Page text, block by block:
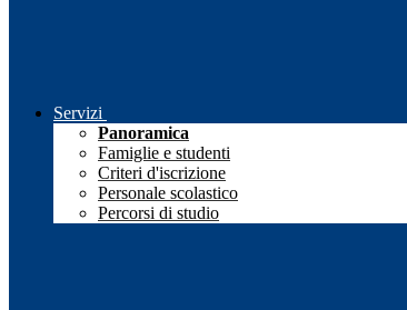
Servizi
Panoramica
Famiglie e studenti
Criteri d'iscrizione
Personale scolastico
Percorsi di studio